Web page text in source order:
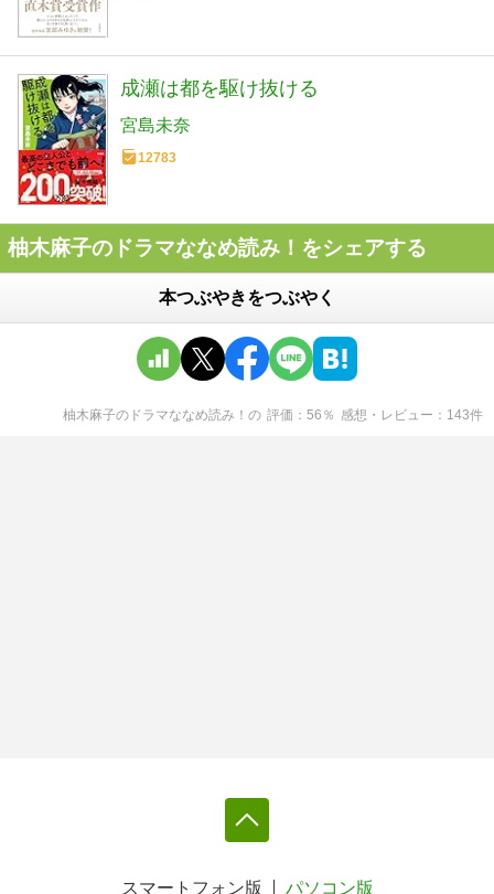
成瀬は都を駆け抜ける
宮島未奈
12783
柚木麻子のドラマななめ読み！をシェアする
本つぶやきをつぶやく
柚木麻子のドラマななめ読み！ の 評価 56 ％ 感想・レビュー 143件
スマートフォン版 パソコン版